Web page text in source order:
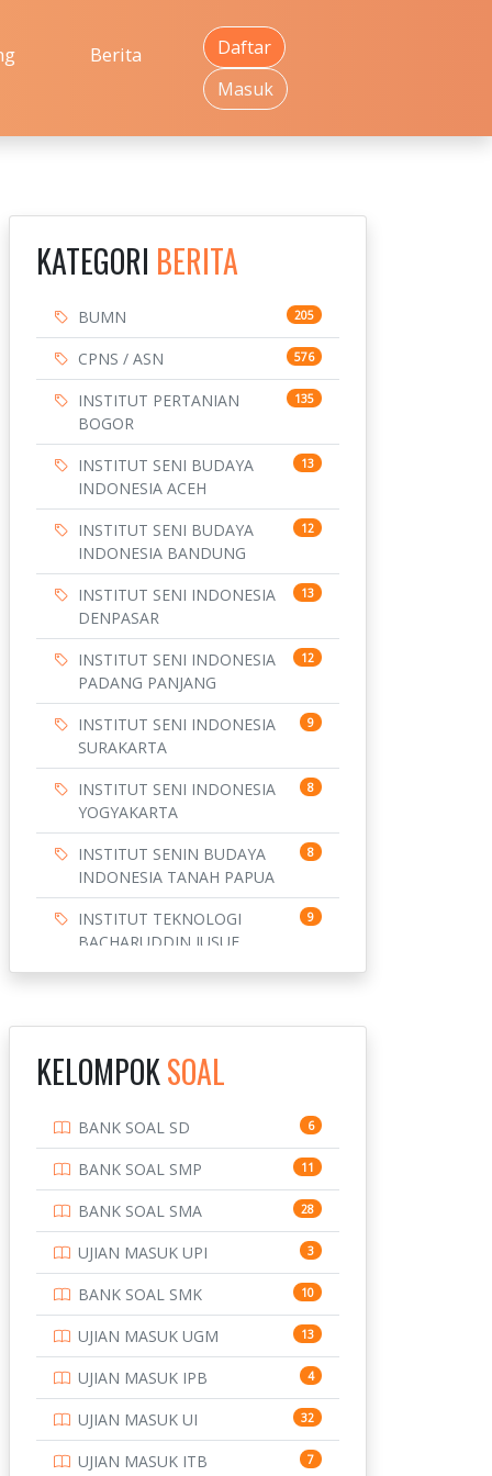
Berita
Daftar
Masuk
KATEGORI BERITA
BUMN 205
CPNS / ASN 576
INSTITUT PERTANIAN
BOGOR
135
INSTITUT SENI BUDAYA
INDONESIA ACEH
13
INSTITUT SENI BUDAYA
INDONESIA BANDUNG
12
INSTITUT SENI INDONESIA
DENPASAR
13
INSTITUT SENI INDONESIA
PADANG PANJANG
12
INSTITUT SENI INDONESIA
SURAKARTA
9
INSTITUT SENI INDONESIA
YOGYAKARTA
8
INSTITUT SENIN BUDAYA
INDONESIA TANAH PAPUA
8
INSTITUT TEKNOLOGI
BACHARUDDIN JUSUF
9
BANDUNG
INSTITUT TEKNOLOGI
INSTITUT TEKNOLOGI
SEPULUH NOVEMBER
10
INSTITUT TEKNOLOGI
SUMATERA
9
IPDN / STPDN 148
PENDIDIKAN 943
PERBANKAN 3
POLRI 169
POLTEK SSN 7
4
KELOMPOKSOAL
BANK SOAL SD 6
BANK SOAL SMP 11
BANK SOAL SMA 28
UJIAN MASUK UPI 3
BANK SOAL SMK 10
UJIAN MASUK UGM 13
UJIAN MASUK IPB 4
UJIAN MASUK UI 32
UJIAN MASUK ITB 7